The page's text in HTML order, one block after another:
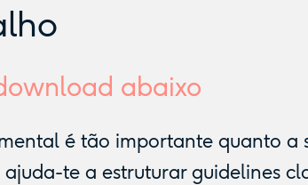
abaixo
é tão importante quanto a
te a estruturar guidelines